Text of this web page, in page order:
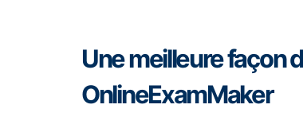
Une meilleure façon
OnlineExamMaker